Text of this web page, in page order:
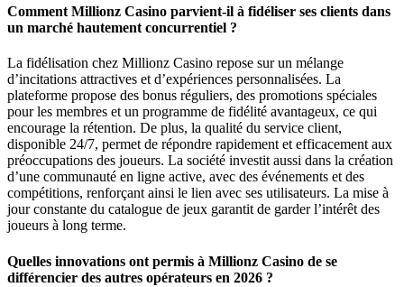
Comment Millionz Casino parvient-il à fidéliser ses clients dans
un marché hautement concurrentiel ?
La fidélisation chez Millionz Casino repose sur un mélange
d’incitations attractives et d’expériences personnalisées. La
plateforme propose des bonus réguliers, des promotions spéciales
pour les membres et un programme de fidélité avantageux, ce qui
encourage la rétention. De plus, la qualité du service client,
disponible 24/7, permet de répondre rapidement et efficacement aux
préoccupations des joueurs. La société investit aussi dans la création
d’une communauté en ligne active, avec des événements et des
compétitions, renforçant ainsi le lien avec ses utilisateurs. La mise à
jour constante du catalogue de jeux garantit de garder l’intérêt des
joueurs à long terme.
Quelles innovations ont permis à Millionz Casino de se
différencier des autres opérateurs en 2026 ?